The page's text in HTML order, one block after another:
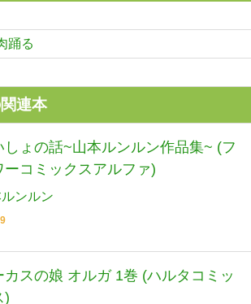
踊る
連本
しょの話~山本ルンルン作品集~ (フ
ーコミックスアルファ)
ンルン
カスの娘 オルガ 1巻 (ハルタコミッ
)